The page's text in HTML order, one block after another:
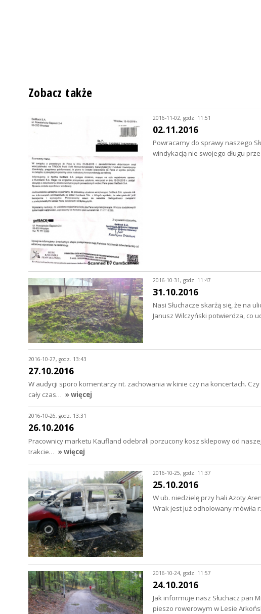
Zobacz także
2016-11-02, godz. 11:51
02.11.2016
Powracamy do sprawy naszego
windykacją nie swojego długu
2016-10-31, godz. 11:47
31.10.2016
Nasi Słuchacze skarżą się, że na
Janusz Wilczyński potwierdza, co
2016-10-27, godz. 13:43
27.10.2016
W audycji sporo komentarzy nt. zachowania w kinie czy na koncertach.
cały czas… » więcej
2016-10-26, godz. 13:31
26.10.2016
Pracownicy marketu Kaufland odebrali porzucony kosz sklepowy od
trakcie… » więcej
2016-10-25, godz. 11:37
25.10.2016
W ub. niedzielę przy hali Azoty
Wrak jest już odholowany mówiła
2016-10-24, godz. 11:57
24.10.2016
Jak informuje nasz Słuchacz pan
pieszo rowerowym w Lesie